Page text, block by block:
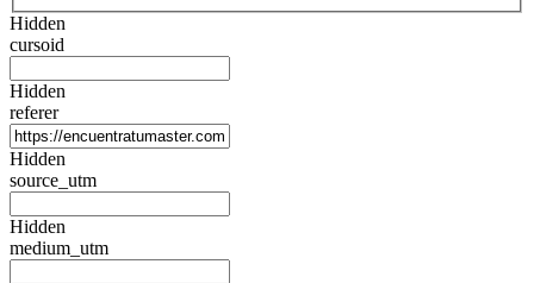
Hidden
cursoid
Hidden
referer
Hidden
source_utm
Hidden
medium_utm